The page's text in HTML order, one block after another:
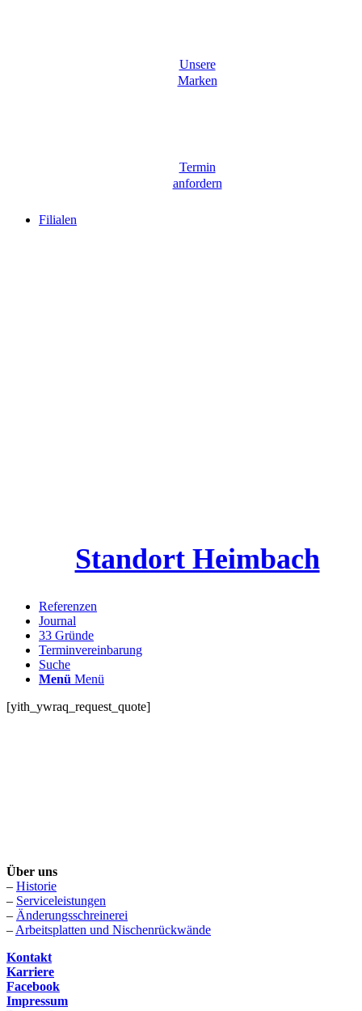
Unsere
Marken
Termin
anfordern
Filialen
Standort Heimbach
Referenzen
Journal
33 Gründe
Terminvereinbarung
Suche
Menü Menü
[yith_ywraq_request_quote]
Über uns
– Historie
– Serviceleistungen
– Änderungsschreinerei
– Arbeitsplatten und Nischenrückwände
Kontakt
Karriere
Facebook
Impressum